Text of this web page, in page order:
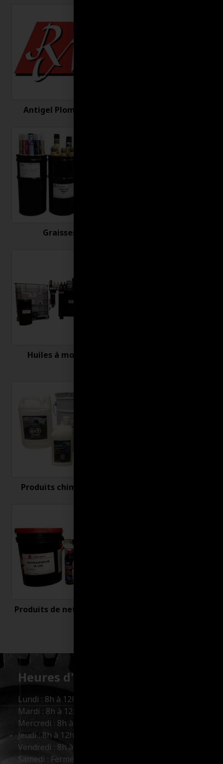
Antigel Plomberie
Graisses
Huiles à moteur
Produits chimiques
Produits de nettoyage
Heures d'ouverture :
Lundi : 8h à 12h et 13h à 17h
Mardi : 8h à 12h et 13h à 17h
Mercredi : 8h à 12h et 13h à 17h
Jeudi : 8h à 12h et 13h à 17h
Vendredi : 8h à 12h et 13h à 16h
Samedi : Fermé